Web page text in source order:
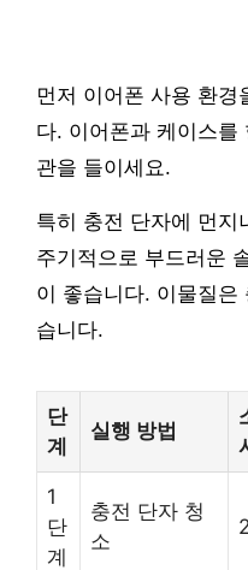
먼저 이어폰 사용 환경
다. 이어폰과 케이스를
관을 들이세요.
특히 충전 단자에 먼지
주기적으로 부드러운
이 좋습니다. 이물질은
습니다.
단
계
실행 방법
1
단
계
충전 단자 청
소